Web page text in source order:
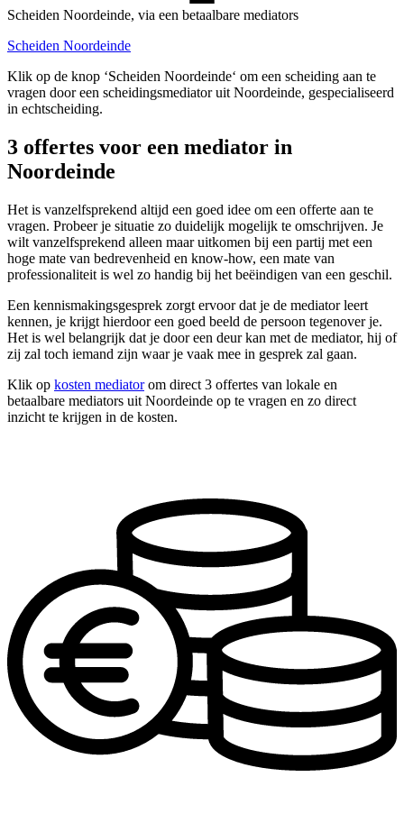
Scheiden Noordeinde, via een betaalbare mediators
Scheiden Noordeinde
Klik op de knop ‘Scheiden Noordeinde‘ om een scheiding aan te
vragen door een scheidingsmediator uit Noordeinde, gespecialiseerd
in echtscheiding.
3 offertes voor een mediator in
Noordeinde
Het is vanzelfsprekend altijd een goed idee om een offerte aan te
vragen. Probeer je situatie zo duidelijk mogelijk te omschrijven. Je
wilt vanzelfsprekend alleen maar uitkomen bij een partij met een
hoge mate van bedrevenheid en know-how, een mate van
professionaliteit is wel zo handig bij het beëindigen van een geschil.
Een kennismakingsgesprek zorgt ervoor dat je de mediator leert
kennen, je krijgt hierdoor een goed beeld de persoon tegenover je.
Het is wel belangrijk dat je door een deur kan met de mediator, hij of
zij zal toch iemand zijn waar je vaak mee in gesprek zal gaan.
Klik op kosten mediatorom direct 3 offertes van lokale en
betaalbare mediators uit Noordeinde op te vragen en zo direct
inzicht te krijgen in de kosten.